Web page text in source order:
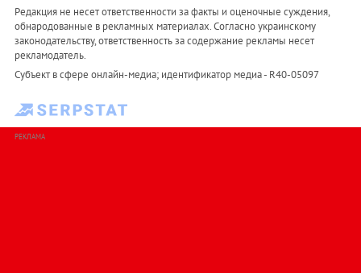
Редакция не несет ответственности за факты и оценочные суждения,
обнародованные в рекламных материалах. Согласно украинскому
законодательству, ответственность за содержание рекламы несет
рекламодатель.
Субъект в сфере онлайн-медиа; идентификатор медиа - R40-05097
РЕКЛАМА